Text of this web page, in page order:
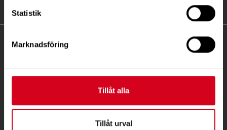
Statistik
Marknadsföring
Tillåt alla
Tillåt urval
KONTAKT
Besöksadress:
08 - 720 29 40